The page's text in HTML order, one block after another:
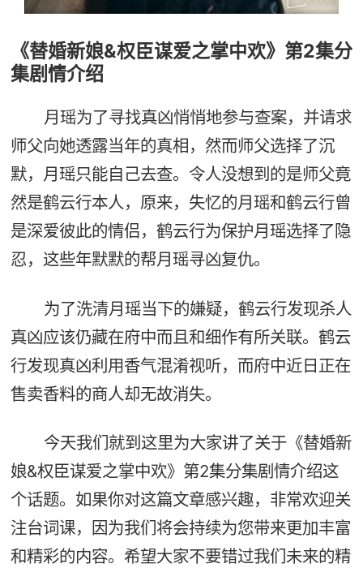
《替婚新娘&权臣谋爱之掌中欢》第2集分
集剧情介绍
月瑶为了寻找真凶悄悄地参与查案，并请求
师父向她透露当年的真相，然而师父选择了沉
默，月瑶只能自己去查。令人没想到的是师父竟
然是鹤云行本人，原来，失忆的月瑶和鹤云行曾
是深爱彼此的情侣，鹤云行为保护月瑶选择了隐
忍，这些年默默的帮月瑶寻凶复仇。
为了洗清月瑶当下的嫌疑，鹤云行发现杀人
真凶应该仍藏在府中而且和细作有所关联。鹤云
行发现真凶利用香气混淆视听，而府中近日正在
售卖香料的商人却无故消失。
今天我们就到这里为大家讲了关于《替婚新
娘&权臣谋爱之掌中欢》第2集分集剧情介绍这
个话题。如果你对这篇文章感兴趣，非常欢迎关
注台词课，因为我们将会持续为您带来更加丰富
和精彩的内容。希望大家不要错过我们未来的精